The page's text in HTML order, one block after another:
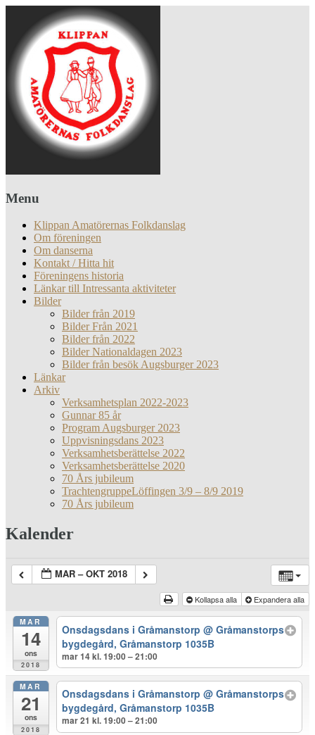
Menu
Klippan Amatörernas Folkdanslag
Om föreningen
Om danserna
Kontakt / Hitta hit
Föreningens historia
Länkar till Intressanta aktiviteter
Bilder
Bilder från 2019
Bilder Från 2021
Bilder från 2022
Bilder Nationaldagen 2023
Bilder från besök Augsburger 2023
Länkar
Arkiv
Verksamhetsplan 2022-2023
Gunnar 85 år
Program Augsburger 2023
Uppvisningsdans 2023
Verksamhetsberättelse 2022
Verksamhetsberättelse 2020
70 Års jubileum
TrachtengruppeLöffingen 3/9 – 8/9 2019
70 Års jubileum
Kalender
MAR – OKT 2018
Kollapsa alla Expandera alla
MAR
14
ons
2018
Onsdagsdans i Gråmanstorp@ Gråmanstorps
bygdegård, Gråmanstorp 1035B
mar 14 kl. 19:00 – 21:00
MAR
21
ons
2018
Onsdagsdans i Gråmanstorp@ Gråmanstorps
bygdegård, Gråmanstorp 1035B
mar 21 kl. 19:00 – 21:00